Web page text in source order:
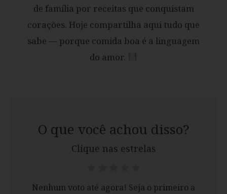
de família por receitas que conquistam
corações. Hoje compartilha aqui tudo que
sabe — porque comida boa é a linguagem
do amor.
O que você achou disso?
Clique nas estrelas
Nenhum voto até agora! Seja o primeiro a